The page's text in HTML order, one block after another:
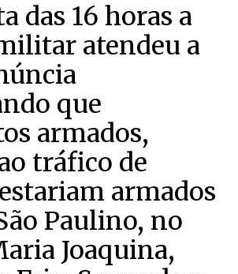
das 16 horas a
atendeu a
que
armados,
tráfico de
armados
Paulino, no
Joaquina,